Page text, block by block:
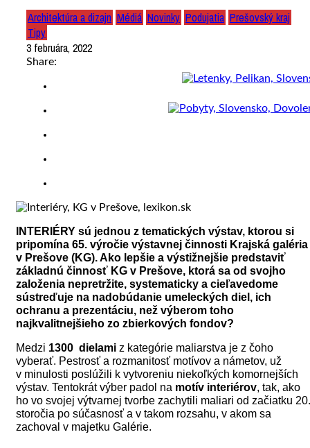
Architektúra a dizajn Médiá Novinky Podujatia Prešovský kraj
Tipy
3 februára, 2022
Share:
INTERIÉRY sú jednou z tematických výstav, ktorou si
pripomína 65. výročie výstavnej činnosti Krajská galéria
v Prešove (KG). Ako lepšie a výstižnejšie predstaviť
základnú činnosť KG v Prešove, ktorá sa od svojho
založenia nepretržite, systematicky a cieľavedome
sústreďuje na nadobúdanie umeleckých diel, ich
ochranu a prezentáciu, než výberom toho
najkvalitnejšieho zo zbierkových fondov?
Medzi 1300 dielami z kategórie maliarstva je z čoho
vyberať. Pestrosť a rozmanitosť motívov a námetov, už
v minulosti poslúžili k vytvoreniu niekoľkých komornejších
výstav. Tentokrát výber padol na motív interiérov, tak, ako
ho vo svojej výtvarnej tvorbe zachytili maliari od začiatku 20.
storočia po súčasnosť a v takom rozsahu, v akom sa
zachoval v majetku Galérie.